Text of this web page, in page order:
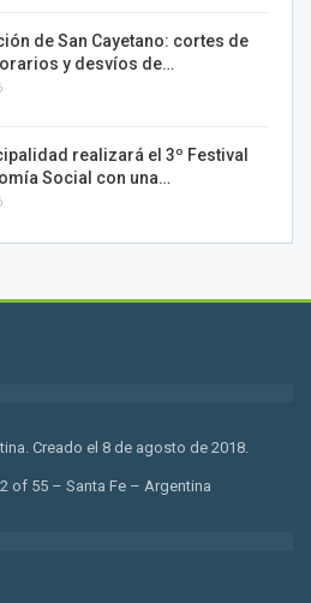
de San Cayetano: cortes de
y desvíos de…
realizará el 3º Festival
Social con una…
Creado el 8 de agosto de 2018.
of 55 – Santa Fe – Argentina